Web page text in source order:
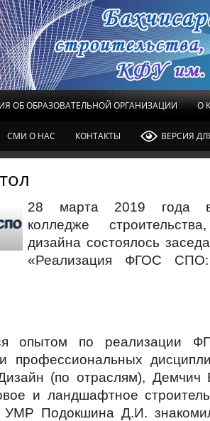
ОБ ОБРАЗОВАТЕЛЬНОЙ ОРГАНИЗАЦИИ О
СМИ О НАС КОНТАКТЫ ВЕРСИЯ
28 марта 2019 года в
колледже
дизайна состоялось
«Реализация ФГОС
опытом по реализации
профессиональных
(по отраслям), Демчич
и ландшафтное
УМР Подокшина Д.И.